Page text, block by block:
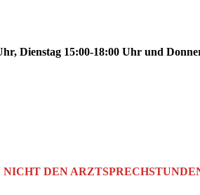
Dienstag 15:00-18:00 Uhr und
DEN